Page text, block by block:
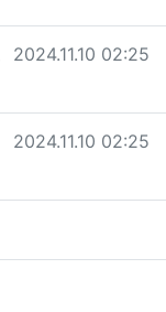
작성일
2024.11.10 02:25
작성일
2024.11.10 02:25